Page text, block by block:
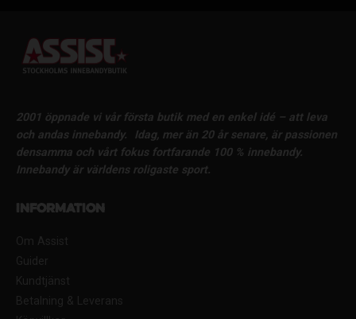
2001 öppnade vi vår första butik med en enkel idé – att leva
och andas innebandy.
Idag, mer än 20 år senare, är passionen
densamma och vårt fokus fortfarande 100 % innebandy.
Innebandy är världens roligaste sport.
Information
Om Assist
Guider
Kundtjänst
Betalning & Leverans